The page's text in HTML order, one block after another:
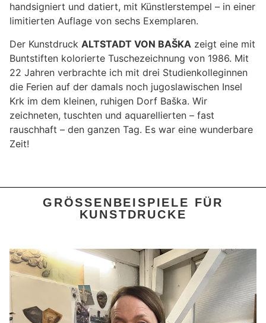
handsigniert und datiert, mit Künstlerstempel – in einer
limitierten Auflage von sechs Exemplaren.
Der Kunstdruck ALTSTADT VON BAŠKA zeigt eine mit
Buntstiften kolorierte Tuschezeichnung von 1986. Mit
22 Jahren verbrachte ich mit drei Studienkolleginnen
die Ferien auf der damals noch jugoslawischen Insel
Krk im dem kleinen, ruhigen Dorf Baška. Wir
zeichneten, tuschten und aquarellierten – fast
rauschhaft – den ganzen Tag. Es war eine wunderbare
Zeit!
GRÖSSENBEISPIELE FÜR K
UNSTDRUCKE